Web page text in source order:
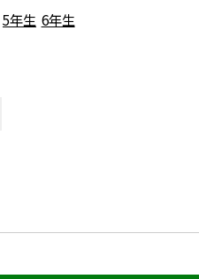
5年生 6年生